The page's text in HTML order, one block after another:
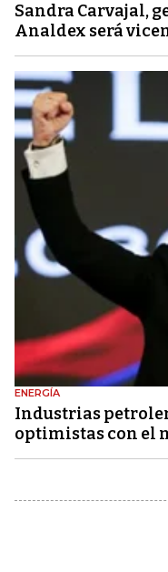
Sandra Carvajal,
Analdex será
ENERGÍA
Industrias
optimistas con el